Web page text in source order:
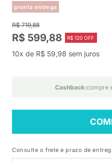
pronta entrega
R$ 719,88
R$ 599,88 R$ 120 OFF
10x de R$ 59,98 sem juros
Cashback:compre
Consulte o frete e prazo de